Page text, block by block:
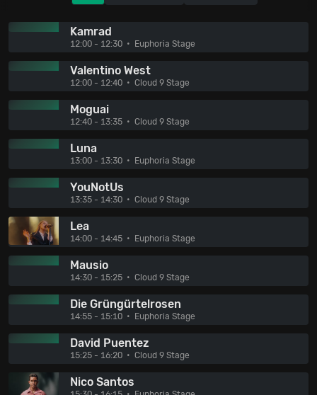
Kamrad
12:00 - 12:30 Euphoria Stage
Valentino West
12:00 - 12:40 Cloud 9 Stage
Moguai
12:40 - 13:35 Cloud 9 Stage
Luna
13:00 - 13:30 Euphoria Stage
YouNotUs
13:35 - 14:30 Cloud 9 Stage
Lea
14:00 - 14:45 Euphoria Stage
Mausio
14:30 - 15:25 Cloud 9 Stage
Die Grüngürtelrosen
14:55 - 15:10 Euphoria Stage
David Puentez
15:25 - 16:20 Cloud 9 Stage
Nico Santos